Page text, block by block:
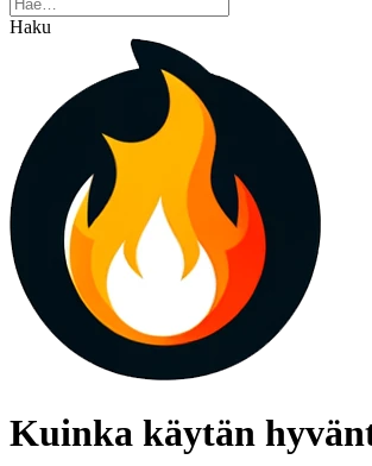
Haku
Kuinka käytän